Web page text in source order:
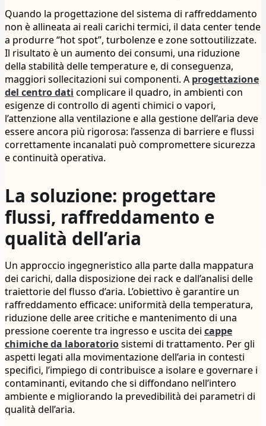
Quando la progettazione del sistema di raffreddamento
non è allineata ai reali carichi termici, il data center tende
a produrre “hot spot”, turbolenze e zone sottoutilizzate.
Il risultato è un aumento dei consumi, una riduzione
della stabilità delle temperature e, di conseguenza,
maggiori sollecitazioni sui componenti. A progettazione
del centro dati complicare il quadro, in ambienti con
esigenze di controllo di agenti chimici o vapori,
l’attenzione alla ventilazione e alla gestione dell’aria deve
essere ancora più rigorosa: l’assenza di barriere e flussi
correttamente incanalati può compromettere sicurezza
e continuità operativa.
La soluzione: progettare
flussi, raffreddamento e
qualità dell’aria
Un approccio ingegneristico alla parte dalla mappatura
dei carichi, dalla disposizione dei rack e dall’analisi delle
traiettorie del flusso d’aria. L’obiettivo è garantire un
raffreddamento efficace: uniformità della temperatura,
riduzione delle aree critiche e mantenimento di una
pressione coerente tra ingresso e uscita dei cappe
chimiche da laboratoriosistemi di trattamento. Per gli
aspetti legati alla movimentazione dell’aria in contesti
specifici, l’impiego di contribuisce a isolare e governare i
contaminanti, evitando che si diffondano nell’intero
ambiente e migliorando la prevedibilità dei parametri di
qualità dell’aria.